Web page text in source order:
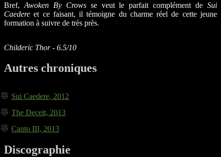
Bref, Awoken By Crowsse veut le parfait complément deSui
Caedere et ce faisant, il témoigne du charme réel de cette jeune
formation à suivre de très près.
Childeric Thor - 6.5/10
Autres chroniques
Sui Caedere, 2012
The Deceit, 2013
Canto III, 2013
Discographie